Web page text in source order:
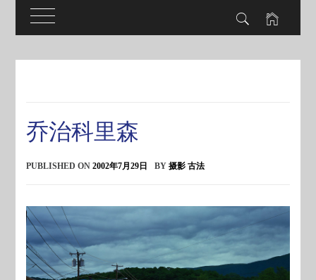
乔治科里森
PUBLISHED ON2002年7月29日 BY摄影 古法